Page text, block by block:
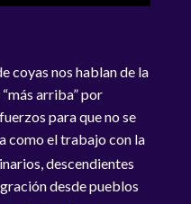
coyas nos hablan de la
arriba” por
para que no se
como el trabajo con la
descendientes
desde pueblos